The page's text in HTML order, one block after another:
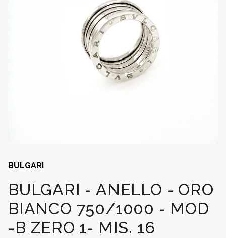
BULGARI
BULGARI - ANELLO - ORO
BIANCO 750/1000 - MOD
-B ZERO 1- MIS. 16